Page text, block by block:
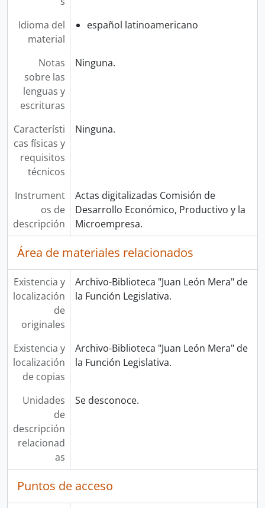
Idioma del
material
español latinoamericano
Notas
sobre las
lenguas y
escrituras
Ninguna.
Característi
cas físicas y
requisitos
técnicos
Ninguna.
Instrument
os de
descripción
Actas digitalizadas Comisión de
Desarrollo Económico, Productivo y la
Microempresa.
Área de materiales relacionados
Existencia y
localización
de
originales
Archivo-Biblioteca "Juan León Mera" de
la Función Legislativa.
Existencia y
localización
de copias
Archivo-Biblioteca "Juan León Mera" de
la Función Legislativa.
Unidades
de
descripción
relacionad
as
Se desconoce.
Puntos de acceso